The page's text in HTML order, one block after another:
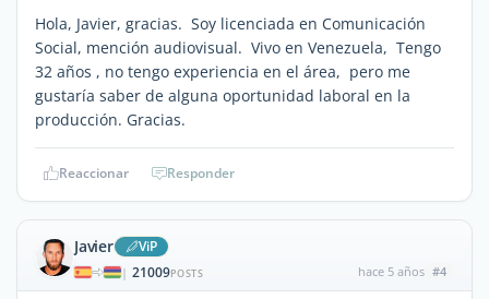
Hola, Javier, gracias. Soy licenciada en Comunicación
Social, mención audiovisual. Vivo en Venezuela, Tengo
32 años , no tengo experiencia en el área, pero me
gustaría saber de alguna oportunidad laboral en la
producción. Gracias.
Reaccionar Responder
Javier ViP
| 21009POSTS hace 5 años #4